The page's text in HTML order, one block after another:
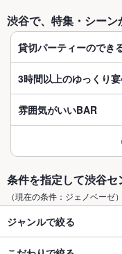
渋谷で、特集・シーン
貸切パーティーのでき
3時間以上のゆっくり
雰囲気がいいBAR
条件を指定して渋谷
（現在の条件：ジェノベーゼ）
ジャンルで絞る